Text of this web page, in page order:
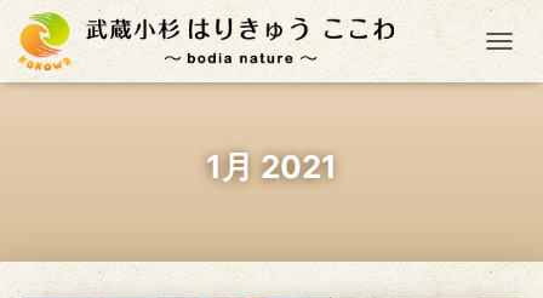
ナ
1月 2021